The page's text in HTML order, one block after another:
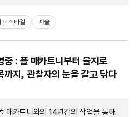
프스타일 예술
중 : 폴 매카트니부터 을지로
까지, 관찰자의 눈을 갈고 닦다
매카트니와의 14년간의 작업을 통해